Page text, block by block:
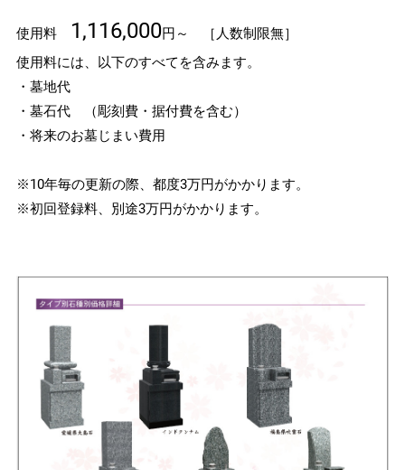
使用料 1,116,000円～ ［人数制限無］
使用料には、以下のすべてを含みます。
・墓地代
・墓石代 （彫刻費・据付費を含む）
・将来のお墓じまい費用
※10年毎の更新の際、都度3万円がかかります。
※初回登録料、別途3万円がかかります。